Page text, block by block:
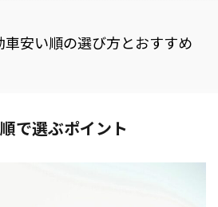
車安い順の選び方とおすすめ
で選ぶポイント